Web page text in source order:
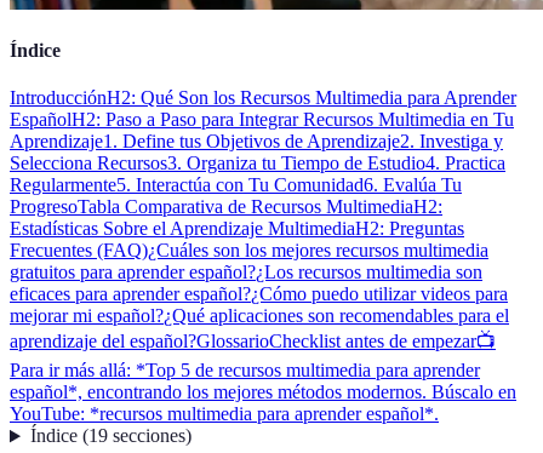
Índice
IntroducciónH2: Qué Son los Recursos Multimedia para Aprender
EspañolH2: Paso a Paso para Integrar Recursos Multimedia en Tu
Aprendizaje1. Define tus Objetivos de Aprendizaje2. Investiga y
Selecciona Recursos3. Organiza tu Tiempo de Estudio4. Practica
Regularmente5. Interactúa con Tu Comunidad6. Evalúa Tu
ProgresoTabla Comparativa de Recursos MultimediaH2:
Estadísticas Sobre el Aprendizaje MultimediaH2: Preguntas
Frecuentes (FAQ)¿Cuáles son los mejores recursos multimedia
gratuitos para aprender español?¿Los recursos multimedia son
eficaces para aprender español?¿Cómo puedo utilizar videos para
mejorar mi español?¿Qué aplicaciones son recomendables para el
aprendizaje del español?GlossarioChecklist antes de empezar📺
Para ir más allá: *Top 5 de recursos multimedia para aprender
español*, encontrando los mejores métodos modernos. Búscalo en
YouTube: *recursos multimedia para aprender español*.
Índice(19 secciones)